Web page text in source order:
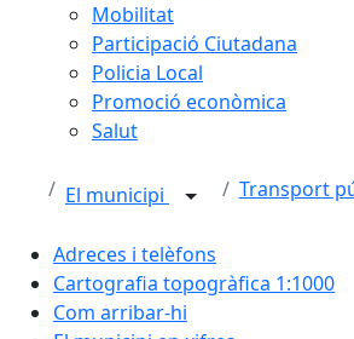
Mobilitat
Participació Ciutadana
Policia Local
Promoció econòmica
Salut
El municipi Transport
Adreces i telèfons
Cartografia topogràfica 1:1000
Com arribar-hi